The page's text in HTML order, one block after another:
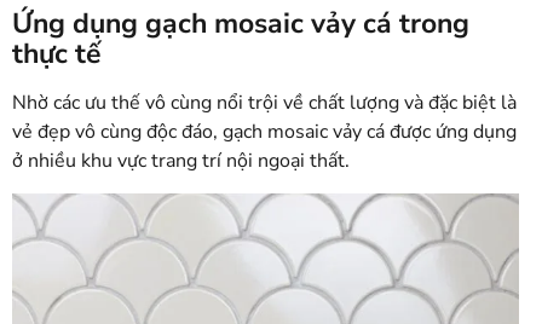
Ứng dụng gạch mosaic vảy cá trong
thực tế
Nhờ các ưu thế vô cùng nổi trội về chất lượng và đặc biệt là
vẻ đẹp vô cùng độc đáo, gạch mosaic vảy cá được ứng dụng
ở nhiều khu vực trang trí nội ngoại thất.